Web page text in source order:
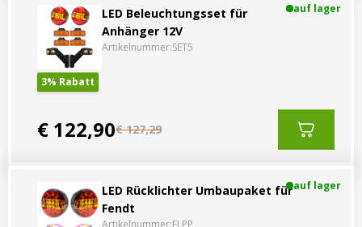
LED Beleuchtungsset für
Anhänger 12V
Artikelnummer:SET5
auf lager
3% Rabatt
€ 127,29
€ 122,90
LED Rücklichter Umbaupaket für
Fendt
Artikelnummer:FLPP
auf lager